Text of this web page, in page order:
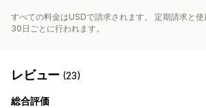
すべての料金はUSDで請求されます。 定期請求と使
30日ごとに行われます。
レビュー (23)
総合評価